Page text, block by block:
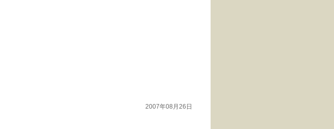
2007年08月26日